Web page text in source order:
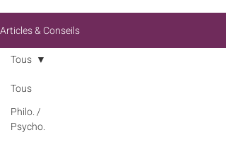
Articles & Conseils
Tous
Philo. /
Psycho.
Tous